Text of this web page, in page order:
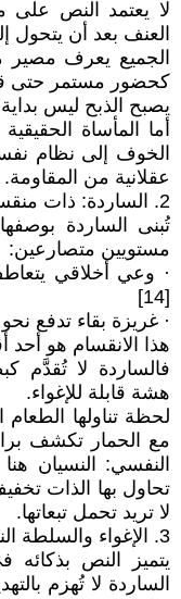
لا يعتمد النص
العنف بعد أن يتحول
الجميع يعرف مصير
كحضور مستمر حتى
يصبح الذبح ليس
أما المأساة
الخوف إلى نظام
عقلانية من المقاومة.
2. الساردة: ذات منقسمة بين الوعي والغريزة
تُبنى الساردة
مستويين متصارعين:
· وعي أخلاقي
[14]
· غريزة بقاء تدفع
هذا الانقسام هو أحد
فالساردة لا تُقدَّم
هشة قابلة للإغواء.
مع الحمار تكشف
النفسي: النسيان
تحاول بها الذات
لا تريد تحمل تبعاتها.
3. الإغواء والسلطة الناعمة
يتميز النص بذكائه
الساردة لا تُهزم